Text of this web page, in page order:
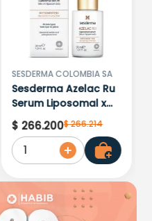
SESDERMA COLOMBIA SA
Sesderma Azelac Ru
Serum Liposomal x
30ml
$ 266.200$266.214
1